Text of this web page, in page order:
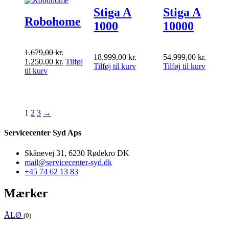
Robohome
1.679,00kr.
Den
oprindelige
1.250,00 kr. Den
Tilføj
til kurv
Stiga A
1000
18.999,00kr.
Tilføj til kurv
Stiga A
10000
54.999,00 kr.
Tilføj til kurv
1 2 3 →
Servicecenter Syd Aps
Skånevej 31, 6230 Rødekro DK
mail@servicecenter-syd.dk
+45 74 62 13 83
Mærker
ÅLØ (0)